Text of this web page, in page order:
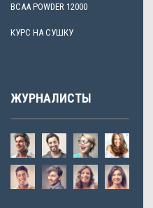
BCAA POWDER 12000
КУРС НА СУШКУ
ЖУРНАЛИСТЫ